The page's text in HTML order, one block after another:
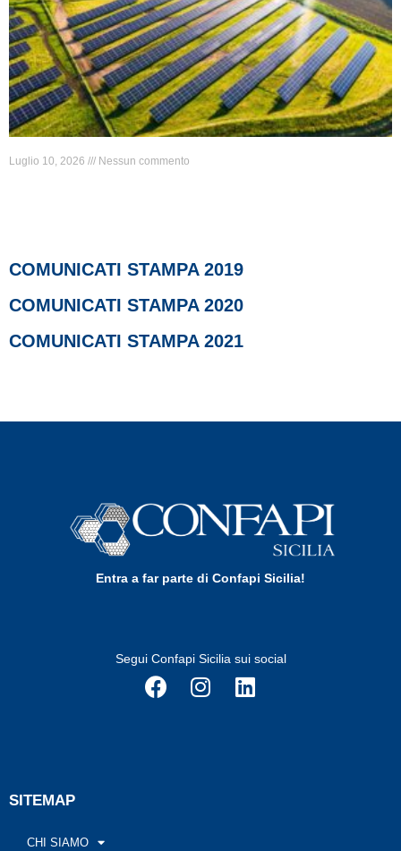
Luglio 10, 2026 Nessun commento
COMUNICATI STAMPA 2019
COMUNICATI STAMPA 2020
COMUNICATI STAMPA 2021
Entra a far parte di Confapi Sicilia!
Segui Confapi Sicilia sui social
SITEMAP
CHI SIAMO